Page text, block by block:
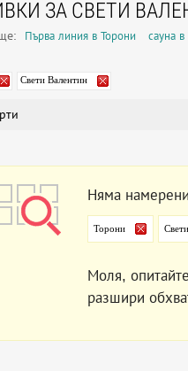
ЗА СВЕТИ
Първа линия в Торони сауна
Свети Валентин
Няма
Торони
Моля,
разшири